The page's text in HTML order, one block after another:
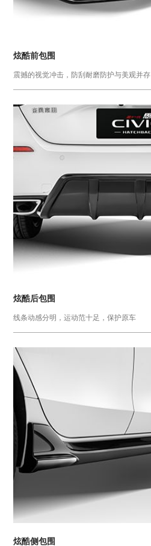
炫酷前包围
震撼的视觉冲击，防刮耐磨防护与美观并存
炫酷后包围
线条动感分明，运动范十足，保护原车
炫酷侧包围